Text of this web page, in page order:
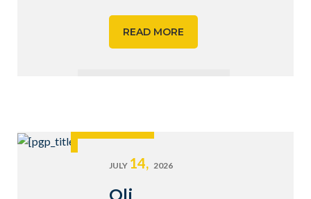
READ MORE
JULY 14, 2026